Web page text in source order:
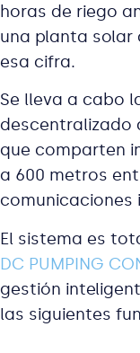
horas de riego
una planta solar
esa cifra.
Se lleva a cabo
descentralizado
que comparten
a 600 metros
comunicaciones
El sistema es
DC PUMPING
gestión
las siguientes